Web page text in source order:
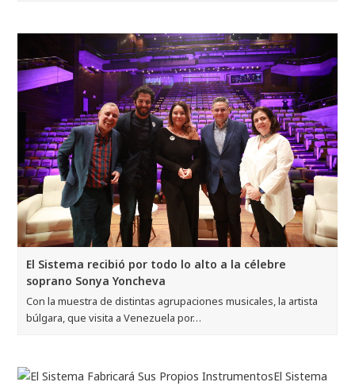
El Sistema recibió por todo lo alto a la célebre
soprano Sonya Yoncheva
Con la muestra de distintas agrupaciones musicales, la artista
búlgara, que visita a Venezuela por…